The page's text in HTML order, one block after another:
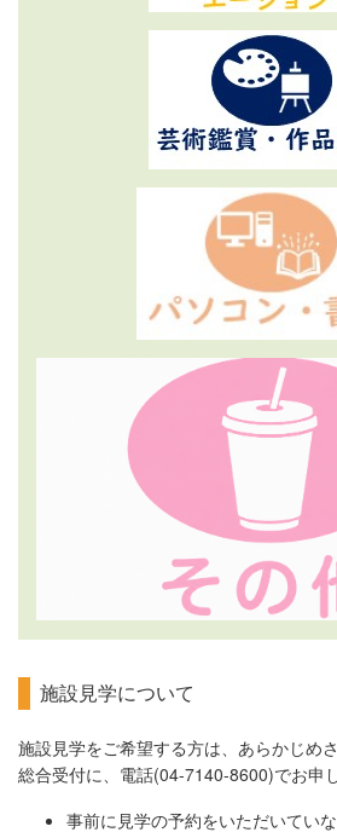
施設見学について
施設見学をご希望する方は、あらかじめ
総合受付に、電話(04-7140-8600)でお申
事前に見学の予約をいただいてい